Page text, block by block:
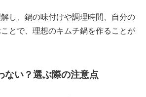
し、鍋の味付けや調理時間、自分の
とで、理想のキムチ鍋を作ることが
ない？選ぶ際の注意点